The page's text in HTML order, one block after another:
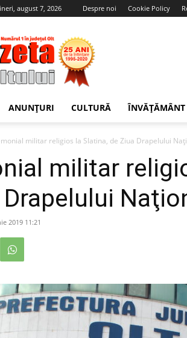
august 7, 2026 Despre noi Cookie Policy
Gazeta
Oltului
ANUNȚURI CULTURĂ ÎNVĂȚĂMÂNT
militar religios la Slatina, de Ziua Drapelului
militar
2019 11:21